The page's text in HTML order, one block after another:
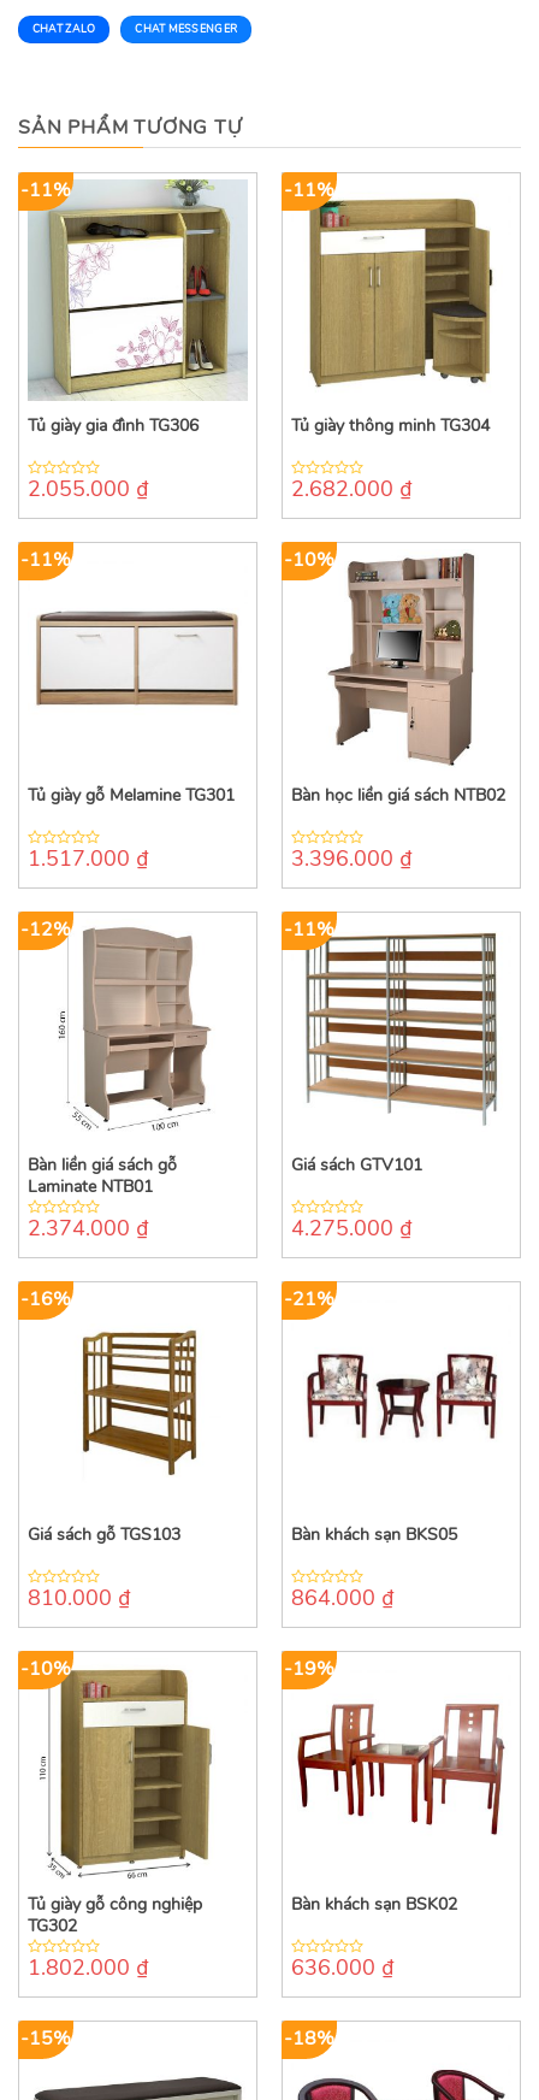
CHAT ZALO CHAT MESSENGER
SẢN PHẨM TƯƠNG TỰ
-11%
Tủ giày gia đình TG306
0
of
2.055.000 ₫
-11%
Tủ giày thông minh TG304
0
of
2.682.000 ₫
-11%
Tủ giày gỗ Melamine TG301
0
of
1.517.000 ₫
-10%
Bàn học liền giá sách NTB02
0
of
3.396.000 ₫
-12%
Bàn liền giá sách gỗ
Laminate NTB01
0
of
2.374.000 ₫
-11%
Giá sách GTV101
0
of
4.275.000 ₫
-16%
Giá sách gỗ TGS103
0
of
810.000 ₫
-21%
Bàn khách sạn BKS05
0
of
864.000 ₫
-10%
Tủ giày gỗ công nghiệp
TG302
0
of
1.802.000 ₫
-19%
Bàn khách sạn BSK02
0
of
636.000 ₫
-15% -18%